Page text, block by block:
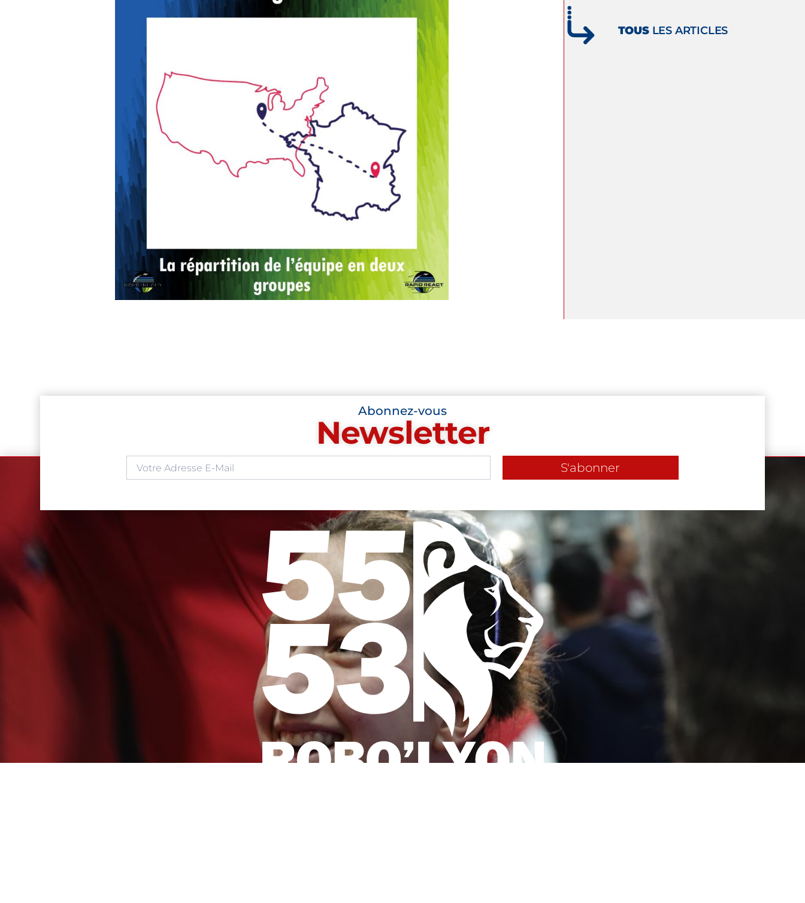
TOUSLES ARTICLES
Abonnez-vous
Newsletter
S'abonner